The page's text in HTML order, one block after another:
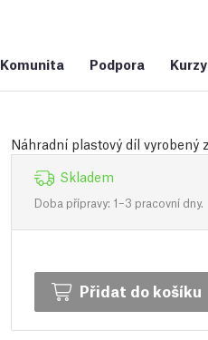
Komunita Podpora Kurzy
Náhradní plastový díl vyrobený
Skladem
Doba přípravy: 1–3 pracovní dny.
Přidat do košíku